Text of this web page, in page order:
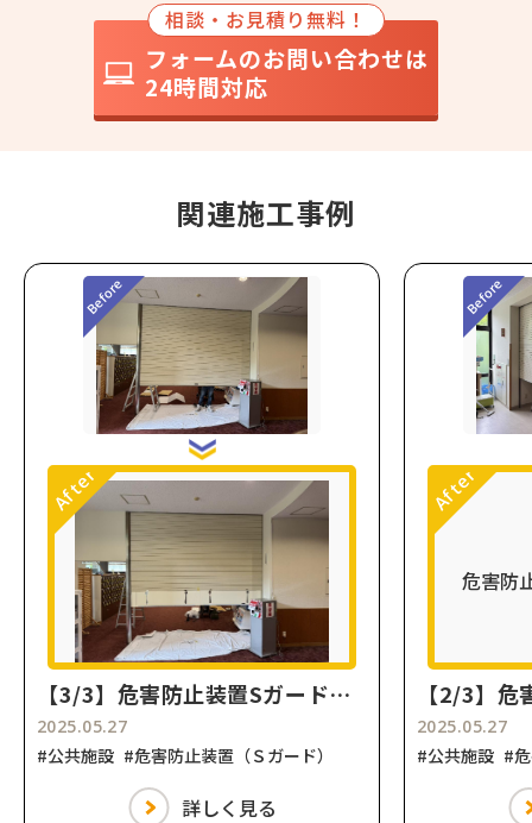
相談・お見積り無料！
フォームのお問い合わせは
24時間対応
関連施工事例
【3/3】危害防止装置Sガード取付工事（山梨県山中湖）｜『紅富士の湯』危害防止装置取り付け
2025.05.27
#公共施設 #危害防止装置（Ｓガード）
詳しく見る
2025.05.27
#公共施設 #